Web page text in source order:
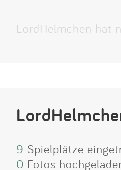
LordHelmchen hat
9 Spielplätze
0 Fotos